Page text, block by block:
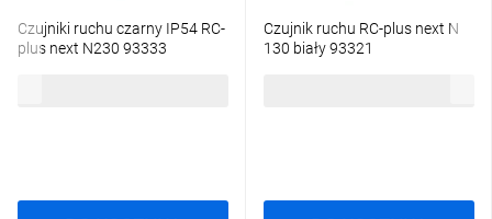
Czujniki ruchu czarny IP54 RC-
plus next N230 93333
Czujnik ruchu RC-plus next N
130 biały 93321